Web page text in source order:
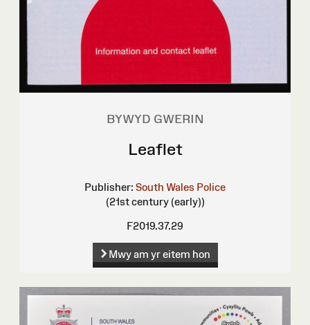
BYWYD GWERIN
Leaflet
Publisher: South Wales Police
(21st century (early))
F2019.37.29
Mwy am yr eitem hon